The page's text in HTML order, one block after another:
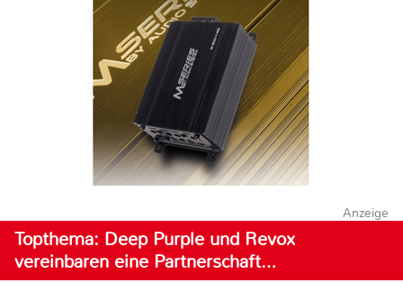
Anzeige
Topthema: Deep Purple und Revox
vereinbaren eine Partnerschaft…